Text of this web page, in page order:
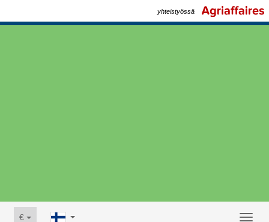
yhteistyössä
€